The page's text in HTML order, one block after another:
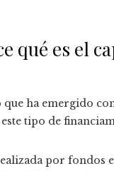
qué es el
ha emergido
tipo de
por fondos